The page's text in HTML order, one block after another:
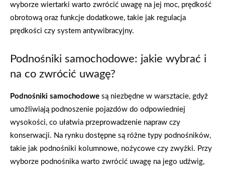
wyborze wiertarki warto zwrócić uwagę na jej moc, prędkość
obrotową oraz funkcje dodatkowe, takie jak regulacja
prędkości czy system antywibracyjny.
Podnośniki samochodowe: jakie wybrać i
na co zwrócić uwagę?
Podnośniki samochodowe są niezbędne w warsztacie, gdyż
umożliwiają podnoszenie pojazdów do odpowiedniej
wysokości, co ułatwia przeprowadzenie napraw czy
konserwacji. Na rynku dostępne są różne typy podnośników,
takie jak podnośniki kolumnowe, nożycowe czy zwyżki. Przy
wyborze podnośnika warto zwrócić uwagę na jego udźwig,